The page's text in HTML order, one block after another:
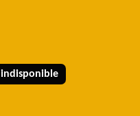
indisponible